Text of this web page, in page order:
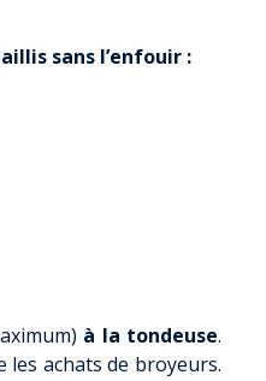
sans l’enfouir :
à la tondeuse.
les achats de broyeurs.